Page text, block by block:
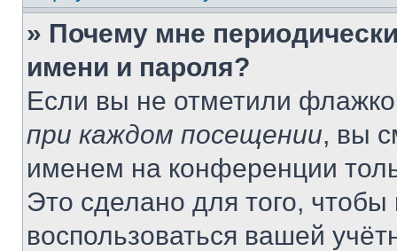
» Почему мне
имени и пароля?
Если вы не отметили
при каждом посещении, вы
именем на конференции
Это сделано для того, чтобы
воспользоваться вашей